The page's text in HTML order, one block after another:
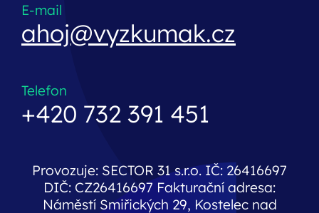
E-mail
ahoj@vyzkumak.cz
Telefon
+420 732 391 451
Provozuje: SECTOR 31 s.r.o. IČ: 26416697
DIČ: CZ26416697 Fakturační adresa:
Náměstí Smiřických 29, Kostelec nad